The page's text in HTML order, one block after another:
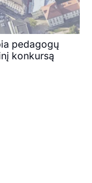
pedagogų
konkursą